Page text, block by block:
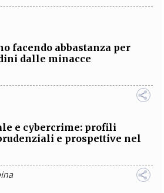
facendo abbastanza per
dalle minacce
e cybercrime: profili
e prospettive nel